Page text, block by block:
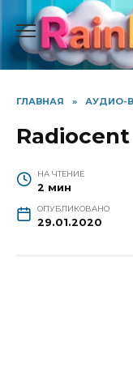
Перейти
содержанию
ГЛАВНАЯ » АУДИО-
Radiocent
НА ЧТЕНИЕ
2 мин
ОПУБЛИКОВАНО
29.01.2020